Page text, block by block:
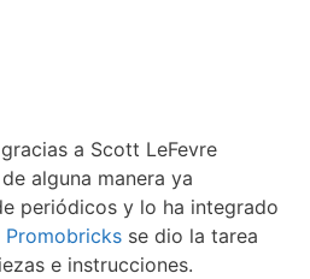
a Scott LeFevre
alguna manera ya
periódicos y lo ha integrado
Promobricks se dio la tarea
e instrucciones.